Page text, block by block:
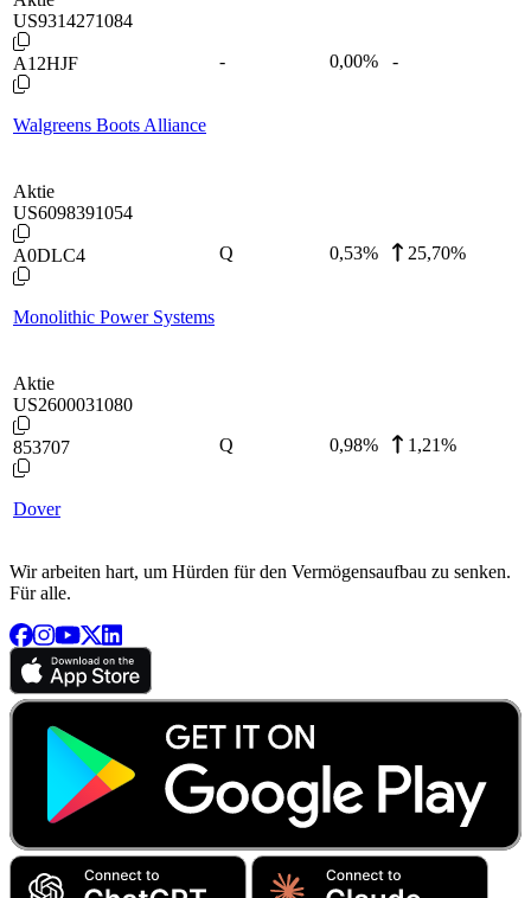
US9314271084
A12HJF
Walgreens Boots Alliance
- 0,00% -
Aktie
US6098391054
A0DLC4
Monolithic Power Systems
Q 0,53% 25,70%
Aktie
US2600031080
853707
Dover
Q 0,98% 1,21%
Wir arbeiten hart, um Hürden für den Vermögensaufbau zu senken.
Für alle.